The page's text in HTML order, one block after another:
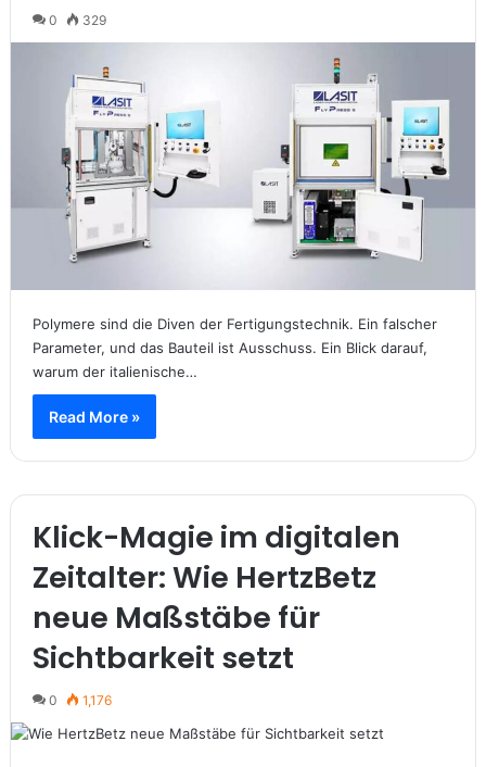
0 329
Polymere sind die Diven der Fertigungstechnik. Ein falscher
Parameter, und das Bauteil ist Ausschuss. Ein Blick darauf,
warum der italienische…
Read More »
Klick-Magie im digitalen
Zeitalter: Wie HertzBetz
neue Maßstäbe für
Sichtbarkeit setzt
0 1,176